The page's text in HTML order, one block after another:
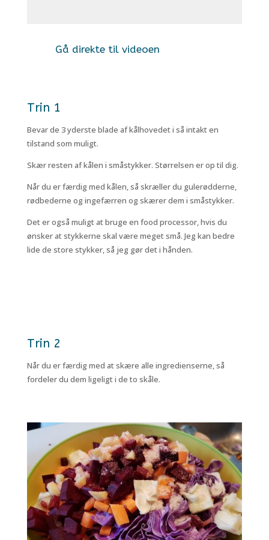
Gå direkte til videoen
Trin 1
Bevar de 3 yderste blade af kålhovedet i så intakt en
tilstand som muligt.
Skær resten af kålen i småstykker. Størrelsen er op til dig.
Når du er færdig med kålen, så skræller du gulerødderne,
rødbederne og ingefærren og skærer dem i småstykker.
Det er også muligt at bruge en food processor, hvis du
ønsker at stykkerne skal være meget små. Jeg kan bedre
lide de store stykker, så jeg gør det i hånden.
Trin 2
Når du er færdig med at skære alle ingredienserne, så
fordeler du dem ligeligt i de to skåle.